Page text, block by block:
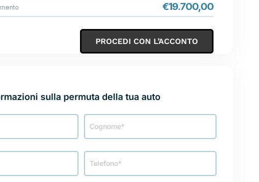
€19.700,00
PROCEDI CON L’ACCONTO
sulla permuta della tua auto